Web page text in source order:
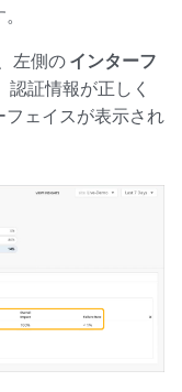
左側の インターフ
証情報が正しく
ェイスが表示され